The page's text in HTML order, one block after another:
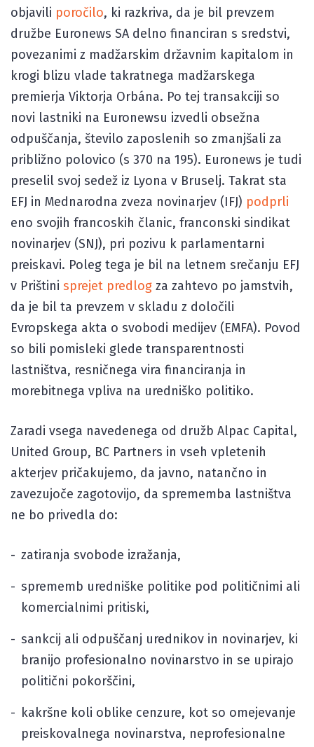
objavili poročilo, ki razkriva, da je bil prevzem
družbe Euronews SA delno financiran s sredstvi,
povezanimi z madžarskim državnim kapitalom in
krogi blizu vlade takratnega madžarskega
premierja Viktorja Orbána. Po tej transakciji so
novi lastniki na Euronewsu izvedli obsežna
odpuščanja, število zaposlenih so zmanjšali za
približno polovico (s 370 na 195). Euronews je tudi
preselil svoj sedež iz Lyona v Bruselj. Takrat sta
EFJ in Mednarodna zveza novinarjev (IFJ) podprli
eno svojih francoskih članic, franconski sindikat
novinarjev (SNJ), pri pozivu k parlamentarni
preiskavi. Poleg tega je bil na letnem srečanju EFJ
v Prištini sprejet predlog za zahtevo po jamstvih,
da je bil ta prevzem v skladu z določili
Evropskega akta o svobodi medijev (EMFA). Povod
so bili pomisleki glede transparentnosti
lastništva, resničnega vira financiranja in
morebitnega vpliva na uredniško politiko.
Zaradi vsega navedenega od družb Alpac Capital,
United Group, BC Partners in vseh vpletenih
akterjev pričakujemo, da javno, natančno in
zavezujoče zagotovijo, da sprememba lastništva
ne bo privedla do:
zatiranja svobode izražanja,
sprememb uredniške politike pod političnimi ali
komercialnimi pritiski,
sankcij ali odpuščanj urednikov in novinarjev, ki
branijo profesionalno novinarstvo in se upirajo
politični pokorščini,
kakršne koli oblike cenzure, kot so omejevanje
preiskovalnega novinarstva, neprofesionalne